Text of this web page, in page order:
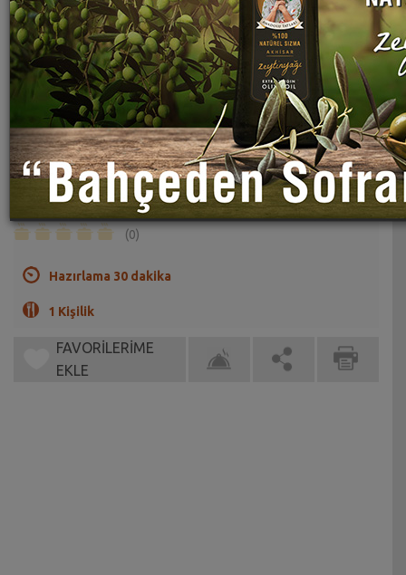
Bademli Kurabiye Tarifi
Sahrap Soysal
Sunumu ayrı tadı ayrı güzel...
(0)
Hazırlama 30 dakika
1 Kişilik
FAVORİLERİME
EKLE